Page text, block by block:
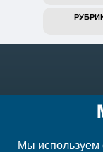
Мы используем